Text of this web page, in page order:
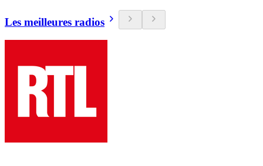
Les meilleures radios